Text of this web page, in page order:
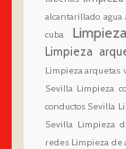
alcantarillado
cuba
Limpieza
Limpieza arquetas
Sevilla Limpieza
conductos Sevilla
Sevilla Limpieza
redes Limpieza de